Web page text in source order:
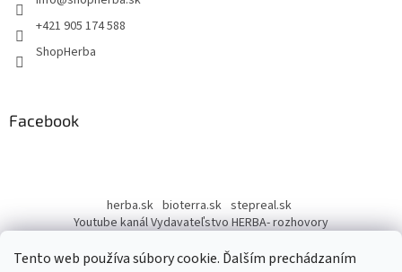
Tento web používa súbory cookie. Ďalším prechádzaním
+421 905 174 588
ShopHerba
Facebook
herba.sk bioterra.sk stepreal.sk
Youtube kanál Vydavateľstvo HERBA- rozhovory